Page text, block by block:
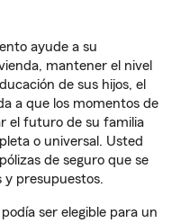
ayude a su
mantener el nivel
de sus hijos, el
a que los momentos de
el futuro de su familia
o universal. Usted
de seguro que se
y presupuestos.
ser elegible para un